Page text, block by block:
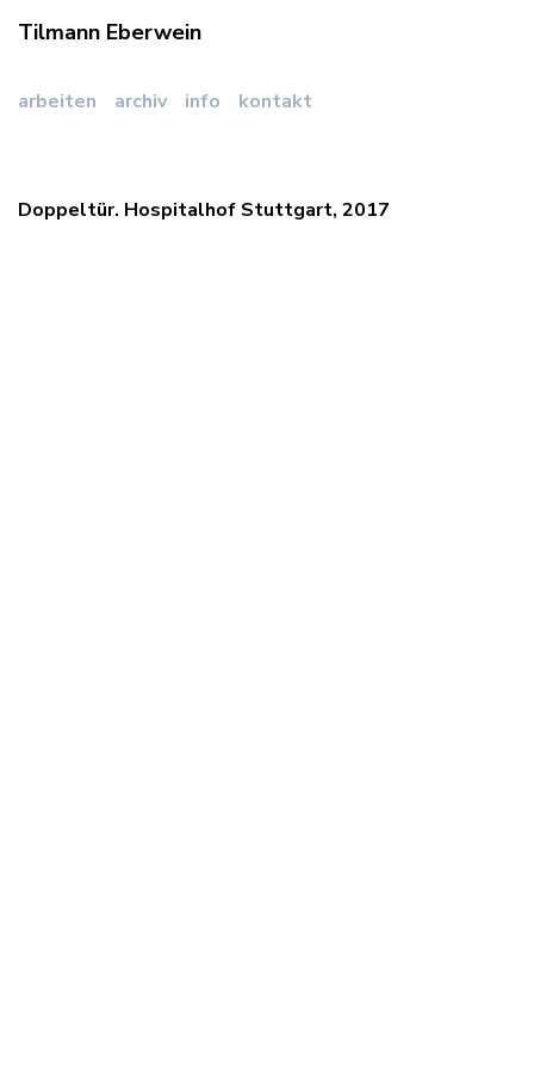
Tilmann Eberwein
arbeiten archiv info kontakt
Doppeltür. Hospitalhof Stuttgart, 2017